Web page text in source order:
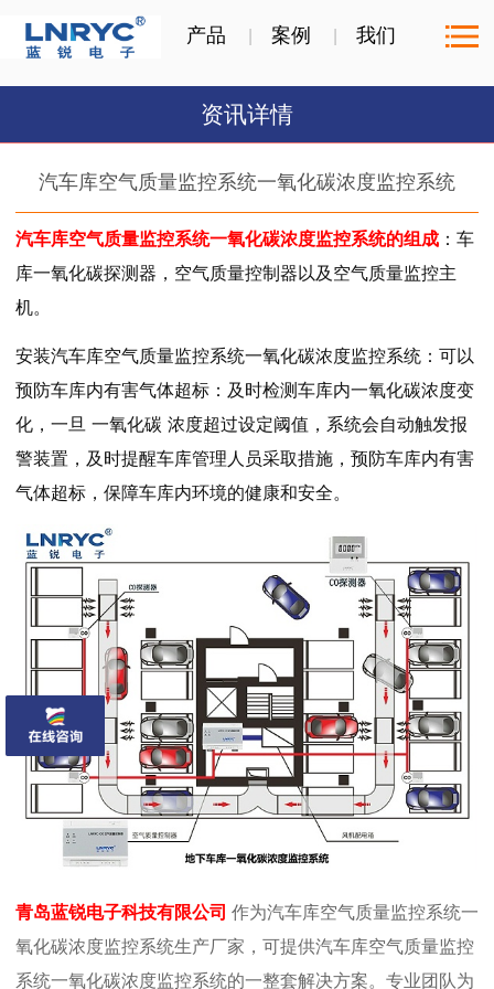
产品 案例 我们
资讯详情
汽车库空气质量监控系统一氧化碳浓度监控系统
汽车库空气质量监控系统一氧化碳浓度监控系统的组成 ：车
库一氧化碳探测器，空气质量控制器以及空气质量监控主
机。
安装汽车库空气质量监控系统一氧化碳浓度监控系统：可以
预防车库内有害气体超标：及时检测车库内一氧化碳浓度变
化，一旦 一氧化碳 浓度超过设定阈值，系统会自动触发报
警装置，及时提醒车库管理人员采取措施，预防车库内有害
气体超标，保障车库内环境的健康和安全。
青岛蓝锐电子科技有限公司 作为汽车库空气质量监控系统一
氧化碳浓度监控系统生产厂家，可提供汽车库空气质量监控
系统一氧化碳浓度监控系统的一整套解决方案。专业团队为